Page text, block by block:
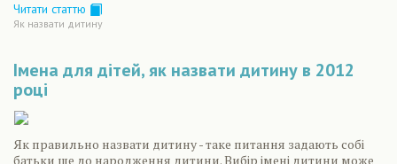
Читати статтю
Як назвати дитину
Імена для дітей, як назвати дитину в 2012
році
Як правильно назвати дитину - таке питання задають собі
батьки ще до народження дитини. Вибір імені дитини може